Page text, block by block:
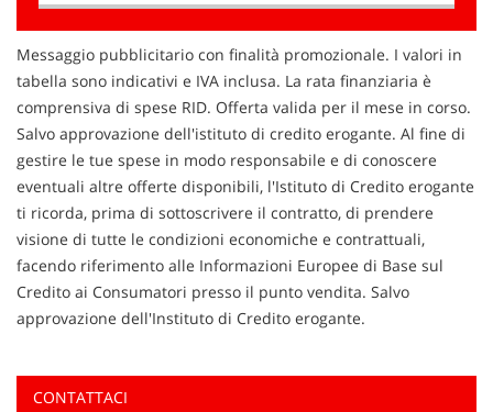
Contattaci
Messaggio pubblicitario con finalità promozionale. I valori in
tabella sono indicativi e IVA inclusa. La rata finanziaria è
comprensiva di spese RID. Offerta valida per il mese in corso.
Salvo approvazione dell'istituto di credito erogante. Al fine di
gestire le tue spese in modo responsabile e di conoscere
eventuali altre offerte disponibili, l'Istituto di Credito erogante
ti ricorda, prima di sottoscrivere il contratto, di prendere
visione di tutte le condizioni economiche e contrattuali,
facendo riferimento alle Informazioni Europee di Base sul
Credito ai Consumatori presso il punto vendita. Salvo
approvazione dell'Instituto di Credito erogante.
CONTATTACI